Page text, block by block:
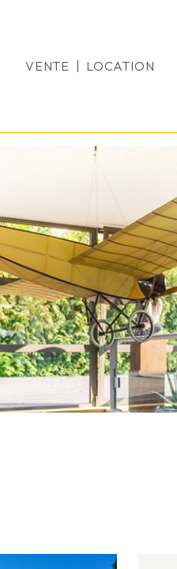
VENTE | LOCATION